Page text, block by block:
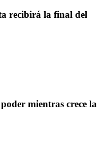
recibirá la final del
mientras crece la